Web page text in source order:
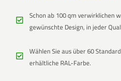
Schon ab 100 qm verwirklichen
gewünschte Design, in jeder
Wählen Sie aus über 60
erhältliche RAL-Farbe.